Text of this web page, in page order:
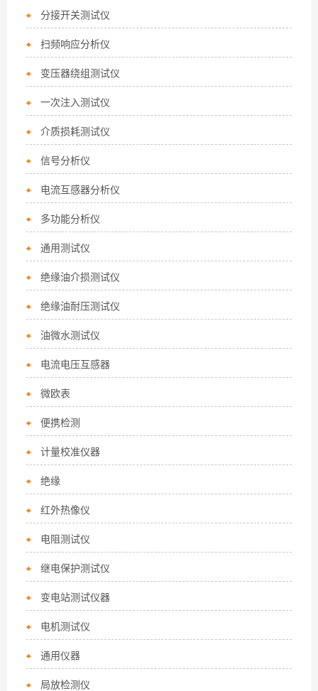
分接开关测试仪
扫频响应分析仪
变压器绕组测试仪
一次注入测试仪
介质损耗测试仪
信号分析仪
电流互感器分析仪
多功能分析仪
通用测试仪
绝缘油介损测试仪
绝缘油耐压测试仪
油微水测试仪
电流电压互感器
微欧表
便携检测
计量校准仪器
绝缘
红外热像仪
电阻测试仪
继电保护测试仪
变电站测试仪器
电机测试仪
通用仪器
局放检测仪